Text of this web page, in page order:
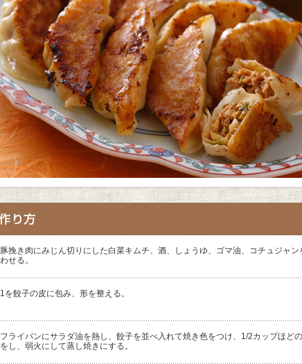
豚挽き肉にみじん切りにした白菜キムチ、酒、しょうゆ、ゴマ油、コチュジャン
わせる。
1を餃子の皮に包み、形を整える。
フライパンにサラダ油を熱し、餃子を並べ入れて焼き色をつけ、1/2カップほど
をし、弱火にして蒸し焼きにする。